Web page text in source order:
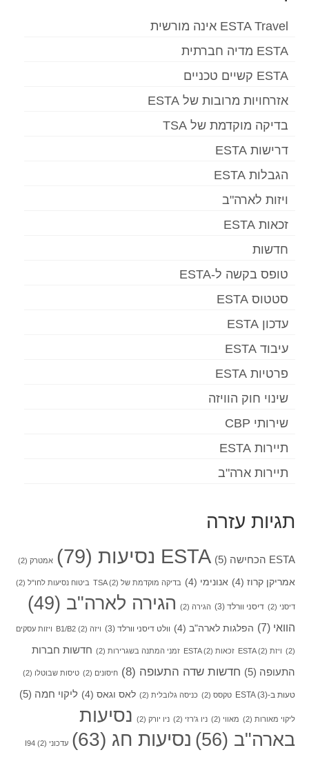
ESTA Travel אינה מורשית
ESTA מדיה חברתית
ESTA קשיים טכניים
אזרחויות מרובות של ESTA
בדיקה מוקדמת של TSA
דרישות ESTA
הגבלות ESTA
ויזות לארה"ב
זכאות ESTA
חדשות
טופס בקשה ל-ESTA
סטטוס ESTA
עדכון ESTA
עיבוד ESTA
פרטיות ESTA
שינוי חוק הוויזה
שירותי CBP
תיירות ESTA
תיירות ארה"ב
תגיות עזרה
ESTA הכחישה (5) ESTA נסיעות (79) אמטרק (2)
אמריקן קרוז (4) אנונימי (4) בדיקה מוקדמת של TSA (2) ביטוח נסיעות לחו"ל (2)
דיסני (2) דיסני וורלד (3) הגירה (2) הגירה לארה"ב (49)
הוואי (7) הפלגות לארה"ב (4) וולט דיסני וורלד (3) ויזה B1/B2 (2) ויזות עסקים
(2) ויזת ESTA (2) זכאות ESTA (2) זמני המתנה בשגרירות (2)
חדשות חברות
התעופה (5) חדשות שדה התעופה (8) חיסונים (2) טיסות שבוטלו (2)
טעות ב-ESTA(3) טקסס (2) כניסה גלובלית (2) לאס וגאס (4) ליקוי חמה (5)
ליקוי מאורות (2) מאווי (2) ניו ג'רזי (2) ניו יורק (2)
נסיעות
בארה"ב (56) נסיעות חג (63) עדכוני I94 (2)